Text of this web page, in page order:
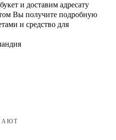
и доставим адресату
Вы получите подробную
и средство для